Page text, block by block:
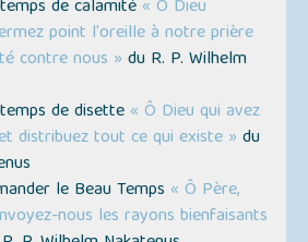
de calamité « Ô Dieu
point l'oreille à notre prière
contre nous » du R. P. Wilhelm
de disette « Ô Dieu qui avez
distribuez tout ce qui existe » du
le Beau Temps « Ô Père,
nous les rayons bienfaisants